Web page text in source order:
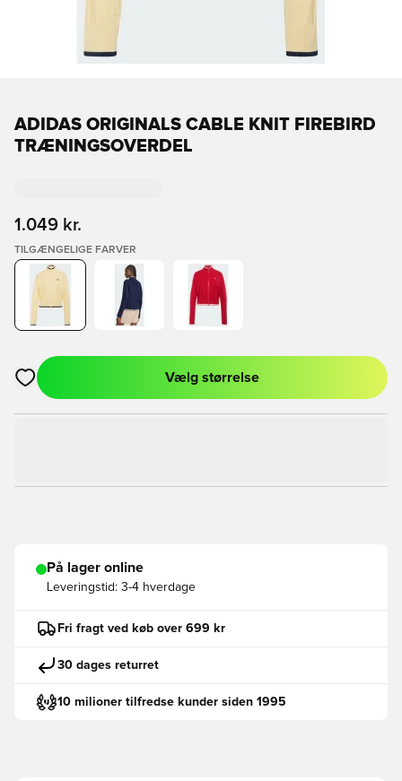
ADIDAS ORIGINALS CABLE KNIT FIREBIRD
TRÆNINGSOVERDEL
1.049 kr.
TILGÆNGELIGE FARVER
Åbner en Modal til at logge ind eller tilmelde dig som medlem
Vælg størrelse
På lager online
Leveringstid: 3-4 hverdage
Fri fragt ved køb over 699 kr
30 dages returret
10 milioner tilfredse kunder siden 1995